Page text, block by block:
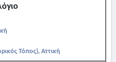
Τόπος), Αττική